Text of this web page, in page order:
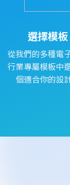
選擇模板
從我們的多種電
行業專屬模板中
個適合你的設